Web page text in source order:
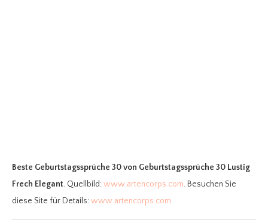
Beste Geburtstagssprüche 30von Geburtstagssprüche 30 Lustig
Frech Elegant. Quellbild:www.artencorps.com. Besuchen Sie
diese Site für Details:www.artencorps.com